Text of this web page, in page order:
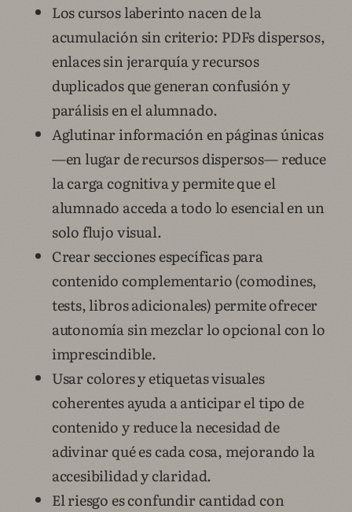
Los cursos laberinto nacen de la
acumulación sin criterio: PDFs dispersos,
enlaces sin jerarquía y recursos
duplicados que generan confusión y
parálisis en el alumnado.
Aglutinar información en páginas únicas
—en lugar de recursos dispersos— reduce
la carga cognitiva y permite que el
alumnado acceda a todo lo esencial en un
solo flujo visual.
Crear secciones específicas para
contenido complementario (comodines,
tests, libros adicionales) permite ofrecer
autonomía sin mezclar lo opcional con lo
imprescindible.
Usar colores y etiquetas visuales
coherentes ayuda a anticipar el tipo de
contenido y reduce la necesidad de
adivinar qué es cada cosa, mejorando la
accesibilidad y claridad.
El riesgo es confundir cantidad con